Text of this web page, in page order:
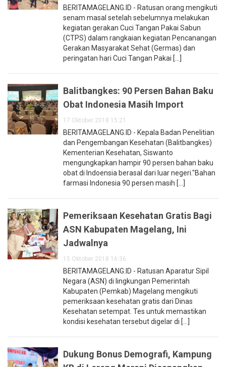
BERITAMAGELANG.ID - Ratusan orang mengikuti
senam masal setelah sebelumnya melakukan
kegiatan gerakan Cuci Tangan Pakai Sabun
(CTPS) dalam rangkaian kegiatan Pencanangan
Gerakan Masyarakat Sehat (Germas) dan
peringatan hari Cuci Tangan Pakai [...]
Balitbangkes: 90 Persen Bahan Baku
Obat Indonesia Masih Import
17 Oktober 2018 15:21
BERITAMAGELANG.ID - Kepala Badan Penelitian
dan Pengembangan Kesehatan (Balitbangkes)
Kementerian Kesehatan, Siswanto
mengungkapkan hampir 90 persen bahan baku
obat di Indoensia berasal dari luar negeri."Bahan
farmasi Indonesia 90 persen masih [...]
Pemeriksaan Kesehatan Gratis Bagi
ASN Kabupaten Magelang, Ini
Jadwalnya
15 Oktober 2018 16:36
BERITAMAGELANG.ID - Ratusan Aparatur Sipil
Negara (ASN) di lingkungan Pemerintah
Kabupaten (Pemkab) Magelang mengikuti
pemeriksaan kesehatan gratis dari Dinas
Kesehatan setempat. Tes untuk memastikan
kondisi kesehatan tersebut digelar di [...]
Dukung Bonus Demografi, Kampung